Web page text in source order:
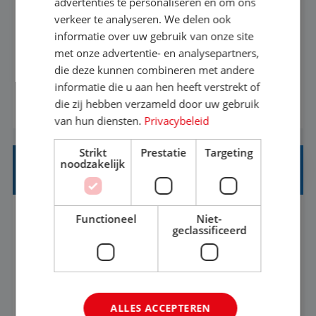
Met jouw ervaring in de reisbranche of
achtergrond in toerisme ben je klaar voor de
volgende stap. Vanaf je stoel reis je de hele
wereld over en speel je moeiteloos in op de
wensen van je team, je klant en wat er in de
reiswereld gebeurt. Met je enthousiasme weet je
klanten te overtuigen om die droomreis te
boeken! ...
BEKIJK VACATURE
REISADVISEUR ALLROUND
Aalsmeer, Noord-Holland, Nederland
Baan
MBO
het nu voor jezelf is, of voor een ander: jij vindt
verkeer te analyseren. We delen ook
informatie over uw gebruik van onze site
met onze advertentie- en analysepartners,
die deze kunnen combineren met andere
informatie die u aan hen heeft verstrekt of
die zij hebben verzameld door uw gebruik
van hun diensten. Privacybeleid
Strikt
noodzakelijk
Prestatie Targeting
Functioneel
Niet-
geclassificeerd
ALLES ACCEPTEREN